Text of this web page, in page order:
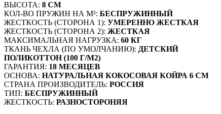
ВЫСОТА: 8 СМ
КОЛ-ВО ПРУЖИН НА М²: БЕСПРУЖИННЫЙ
ЖЕСТКОСТЬ (СТОРОНА 1): УМЕРЕННО ЖЕСТКАЯ
ЖЕСТКОСТЬ (СТОРОНА 2): ЖЕСТКАЯ
МАКСИМАЛЬНАЯ НАГРУЗКА: 60 КГ
ТКАНЬ ЧЕХЛА (ПО УМОЛЧАНИЮ): ДЕТСКИЙ
ПОЛИКОТТОН (100 Г/М2)
ГАРАНТИЯ: 18 МЕСЯЦЕВ
ОСНОВА: НАТУРАЛЬНАЯ КОКОСОВАЯ КОЙРА 6 СМ
СТРАНА ПРОИЗВОДИТЕЛЬ: РОССИЯ
ТИП: БЕСПРУЖИННЫЙ
ЖЕСТКОСТЬ: РАЗНОСТОРОНЯЯ